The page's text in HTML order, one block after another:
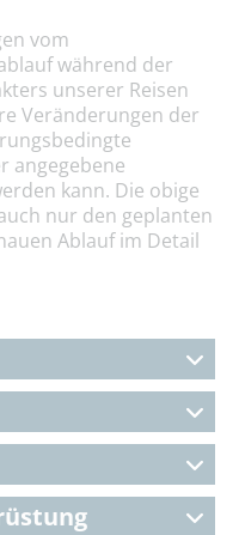
vom
während der
unserer Reisen
Veränderungen der
angegebene
kann. Die obige
nur den geplanten
Ablauf im Detail